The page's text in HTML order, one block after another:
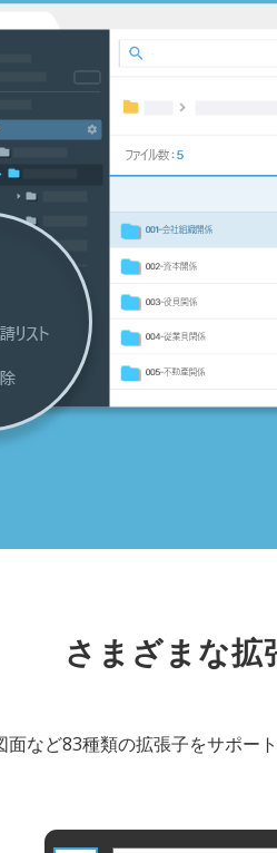
さまざまな拡
など83種類の拡張子をサポー